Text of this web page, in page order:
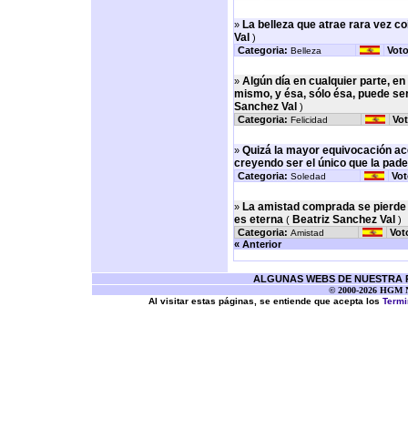
» La belleza que atrae rara vez
Val )
Categoria: Belleza
» Algún día en cualquier parte,
mismo, y ésa, sólo ésa, puede
Sanchez Val )
Categoria: Felicidad
» Quizá la mayor equivocación
creyendo ser el único que la
Categoria: Soledad
» La amistad comprada se
es eterna ( Beatriz Sanchez Val )
Categoria: Amistad
« Anterior
ALGUNAS WEBS DE NUESTRA
© 2000-2026 HGM
Al visitar estas páginas, se entiende que acepta los